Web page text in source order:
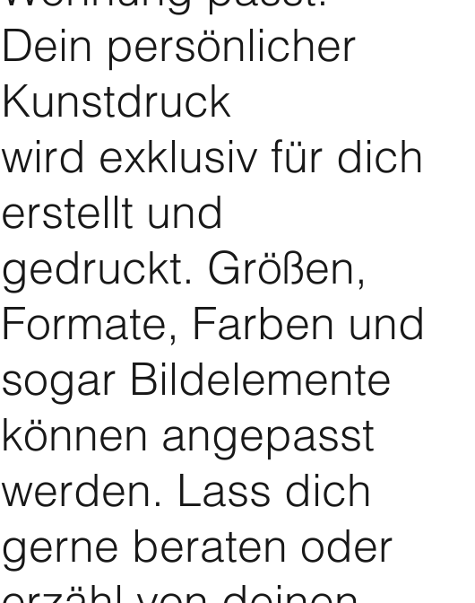
Dein persönlicher
Kunstdruck
wird exklusiv für dich
erstellt und
gedruckt. Größen,
Formate, Farben und
sogar Bildelemente
können angepasst
werden. Lass dich
gerne beraten oder